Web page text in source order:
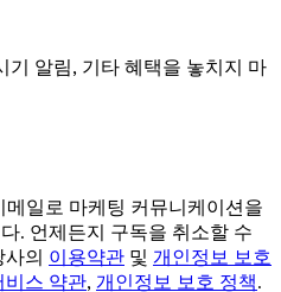
기 알림, 기타 혜택을 놓치지 마
일로 마케팅 커뮤니케이션을
. 언제든지 구독을 취소할 수
사의 이용약관 및 개인정보 보호
비스 약관, 개인정보 보호 정책.